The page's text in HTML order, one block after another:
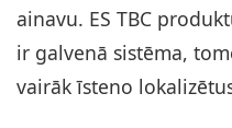
ainavu. ES TBC
ir galvenā sistēma,
vairāk īsteno